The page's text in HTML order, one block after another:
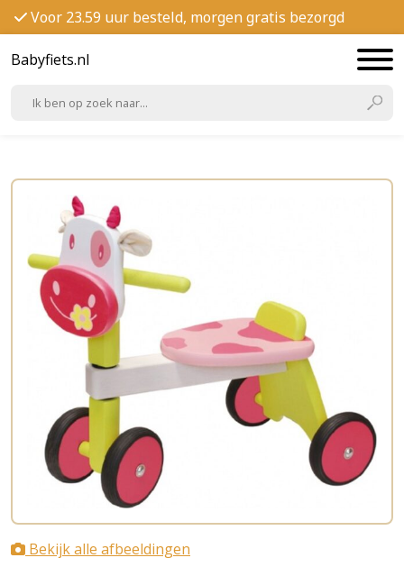
Voor 23.59 uur besteld, morgen gratis bezorgd
Babyfiets.nl
Bekijk alle afbeeldingen